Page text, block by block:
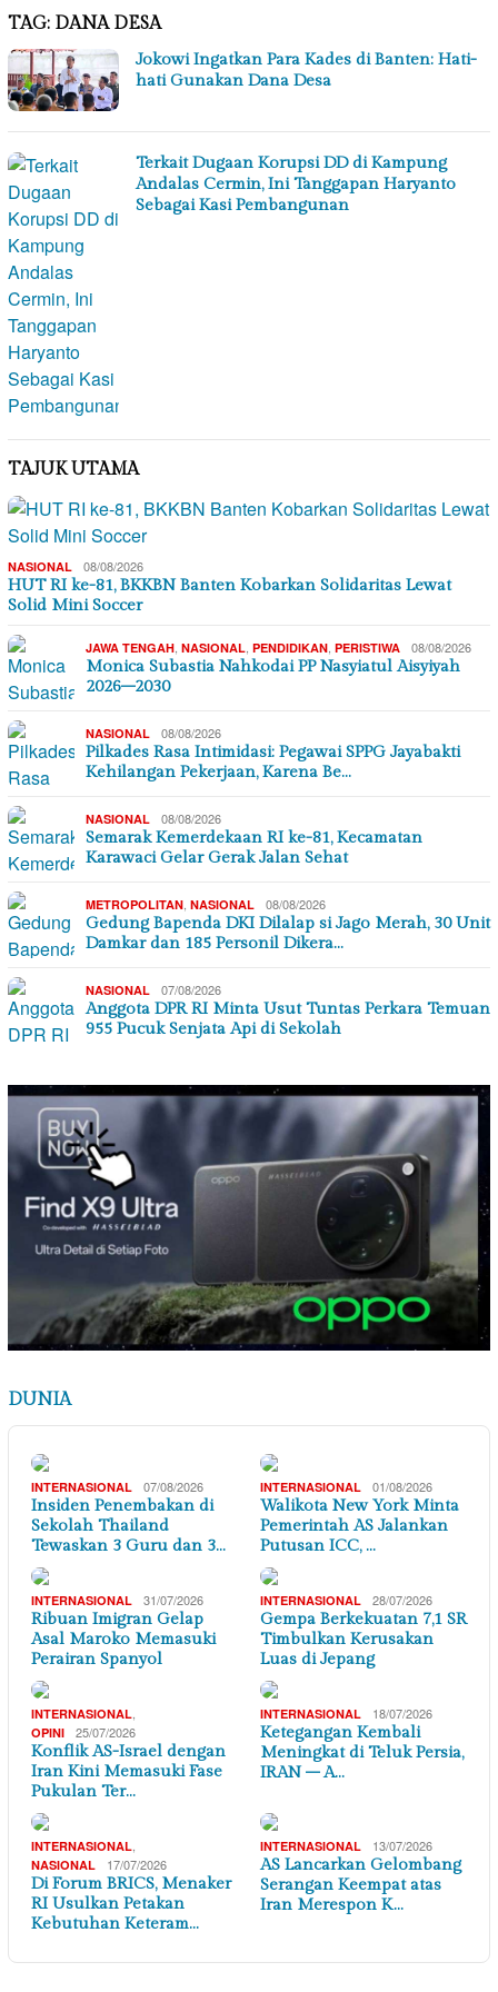
TAG: DANA DESA
Jokowi Ingatkan Para Kades di Banten: Hati-
hati Gunakan Dana Desa
Terkait Dugaan Korupsi DD di Kampung
Andalas Cermin, Ini Tanggapan Haryanto
Sebagai Kasi Pembangunan
TAJUK UTAMA
NASIONAL 08/08/2026
HUT RI ke-81, BKKBN Banten Kobarkan Solidaritas Lewat
Solid Mini Soccer
JAWA TENGAH NASIONAL PENDIDIKAN PERISTIWA 08/08/2026
Monica Subastia Nahkodai PP Nasyiatul Aisyiyah
2026–2030
NASIONAL 08/08/2026
Pilkades Rasa Intimidasi: Pegawai SPPG Jayabakti
Kehilangan Pekerjaan, Karena Be…
NASIONAL 08/08/2026
Semarak Kemerdekaan RI ke-81, Kecamatan
Karawaci Gelar Gerak Jalan Sehat
METROPOLITAN NASIONAL 08/08/2026
Gedung Bapenda DKI Dilalap si Jago Merah, 30 Unit
Damkar dan 185 Personil Dikera…
NASIONAL 07/08/2026
Anggota DPR RI Minta Usut Tuntas Perkara Temuan
955 Pucuk Senjata Api di Sekolah
DUNIA
INTERNASIONAL 07/08/2026
Insiden Penembakan di
Sekolah Thailand
Tewaskan 3 Guru dan 3…
INTERNASIONAL 01/08/2026
Walikota New York Minta
Pemerintah AS Jalankan
Putusan ICC, …
INTERNASIONAL 31/07/2026
Ribuan Imigran Gelap
Asal Maroko Memasuki
Perairan Spanyol
INTERNASIONAL 28/07/2026
Gempa Berkekuatan 7,1 SR
Timbulkan Kerusakan
Luas di Jepang
INTERNASIONAL
OPINI 25/07/2026
Konflik AS-Israel dengan
Iran Kini Memasuki Fase
Pukulan Ter…
INTERNASIONAL 18/07/2026
Ketegangan Kembali
Meningkat di Teluk Persia,
IRAN – A…
INTERNASIONAL
NASIONAL 17/07/2026
Di Forum BRICS, Menaker
RI Usulkan Petakan
Kebutuhan Keteram…
INTERNASIONAL 13/07/2026
AS Lancarkan Gelombang
Serangan Keempat atas
Iran Merespon K…